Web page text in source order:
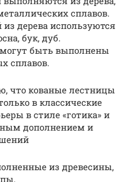
сплавов.
дерева используются
бук, дуб.
быть выполнены
сплавов.
что кованые лестницы
в классические
в стиле «готика» и
дополнением и
из древесины,